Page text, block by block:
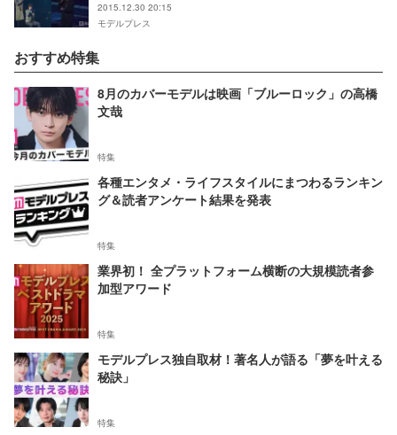
2015.12.30 20:15
モデルプレス
おすすめ特集
8月のカバーモデルは映画「ブルーロック」の高橋
文哉
特集
各種エンタメ・ライフスタイルにまつわるランキン
グ＆読者アンケート結果を発表
特集
業界初！ 全プラットフォーム横断の大規模読者参
加型アワード
特集
モデルプレス独自取材！著名人が語る「夢を叶える
秘訣」
特集